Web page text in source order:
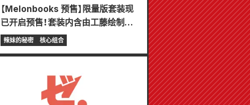
【Melonbooks 预售】限量版套装现
已开启预售！套装内含由工藤绘制的
东条冬树精美插画特别版游戏垫！《辣
妹新娘的秘密》最新第6卷将于10月
辣妹的秘密 核心组合